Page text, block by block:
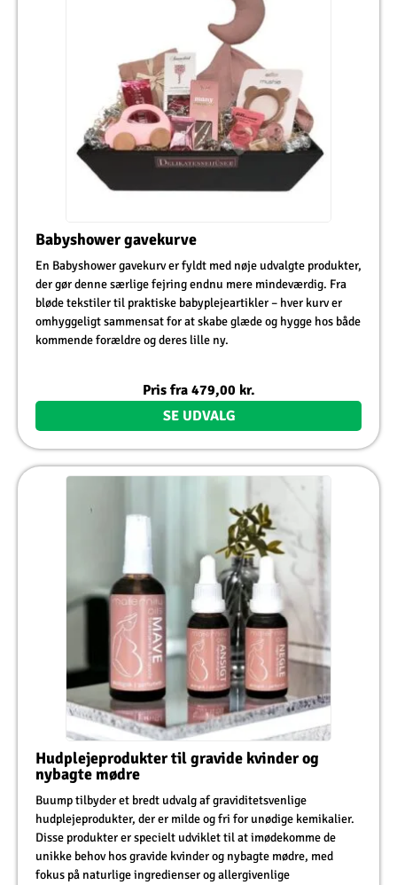
Babyshower gavekurve
En Babyshower gavekurv er fyldt med nøje udvalgte produkter,
der gør denne særlige fejring endnu mere mindeværdig. Fra
bløde tekstiler til praktiske babyplejeartikler – hver kurv er
omhyggeligt sammensat for at skabe glæde og hygge hos både
kommende forældre og deres lille ny.
Pris fra 479,00 kr.
SE UDVALG
Hudplejeprodukter til gravide kvinder og
nybagte mødre
Buump tilbyder et bredt udvalg af graviditetsvenlige
hudplejeprodukter, der er milde og fri for unødige kemikalier.
Disse produkter er specielt udviklet til at imødekomme de
unikke behov hos gravide kvinder og nybagte mødre, med
fokus på naturlige ingredienser og allergivenlige